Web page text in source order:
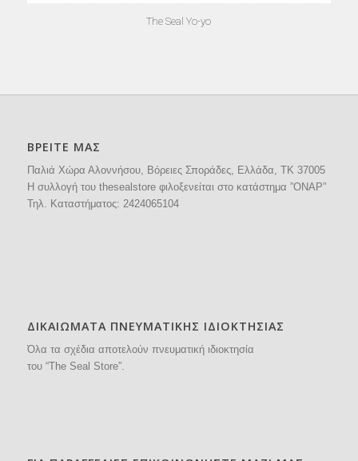
The Seal Yo-yo
ΒΡΕΙΤΕ ΜΑΣ
Παλιά Χώρα Αλοννήσου, Βόρειες Σποράδες, Ελλάδα, ΤΚ 37005
H συλλογή του thesealstore φιλοξενείται στο κατάστημα ”ΟΝΑΡ”
Τηλ. Καταστήματος: 2424065104
ΔΙΚΑΙΩΜΑΤΑ ΠΝΕΥΜΑΤΙΚΗΣ ΙΔΙΟΚΤΗΣΙΑΣ
Όλα τα σχέδια αποτελούν πνευματική ιδιοκτησία
του “The Seal Store”.